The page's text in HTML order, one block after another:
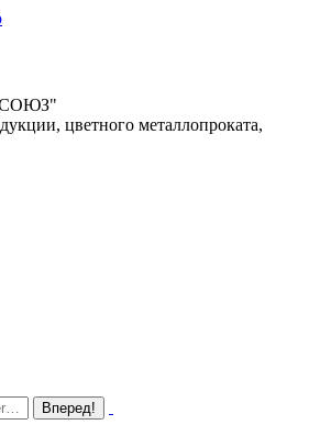
цветного металлопроката,